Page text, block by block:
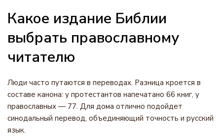
Какое издание Библии
выбрать православному
читателю
Люди часто путаются в переводах. Разница кроется в
составе канона: у протестантов напечатано 66 книг, у
православных — 77. Для дома отлично подойдет
синодальный перевод, объединяющий точность и русский
язык.